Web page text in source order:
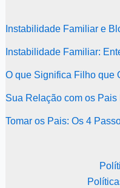
Instabilidade Familiar e
Instabilidade Familiar:
O que Significa Filho que
Sua Relação com os
Tomar os Pais: Os 4